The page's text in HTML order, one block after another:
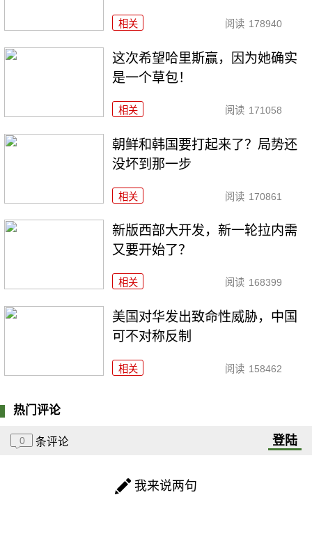
相关 阅读 178940
这次希望哈里斯赢，因为她确实
是一个草包！
相关 阅读 171058
朝鲜和韩国要打起来了？局势还
没坏到那一步
相关 阅读 170861
新版西部大开发，新一轮拉内需
又要开始了？
相关 阅读 168399
美国对华发出致命性威胁，中国
可不对称反制
相关 阅读 158462
热门评论
0 条评论 登陆
我来说两句